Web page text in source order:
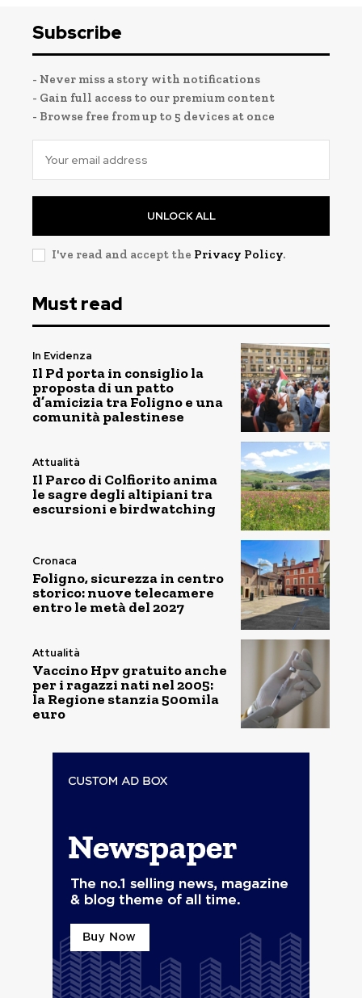
Subscribe
- Never miss a story with notifications
- Gain full access to our premium content
- Browse free from up to 5 devices at once
UNLOCK ALL
I've read and accept the Privacy Policy.
Must read
In Evidenza
Il Pd porta in consiglio la
proposta di un patto
d’amicizia tra Foligno e una
comunità palestinese
Attualità
Il Parco di Colfiorito anima
le sagre degli altipiani tra
escursioni e birdwatching
Cronaca
Foligno, sicurezza in centro
storico: nuove telecamere
entro le metà del 2027
Attualità
Vaccino Hpv gratuito anche
per i ragazzi nati nel 2005:
la Regione stanzia 500mila
euro